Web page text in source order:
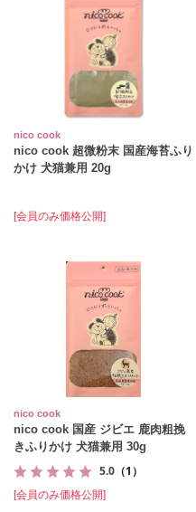
nico cook
nico cook 超微粉末 国産海苔ふり
かけ 犬猫兼用 20g
[会員のみ価格公開]
nico cook
nico cook 国産 ジビエ 鹿肉粗挽
きふりかけ 犬猫兼用 30g
5.0 （1）
[会員のみ価格公開]